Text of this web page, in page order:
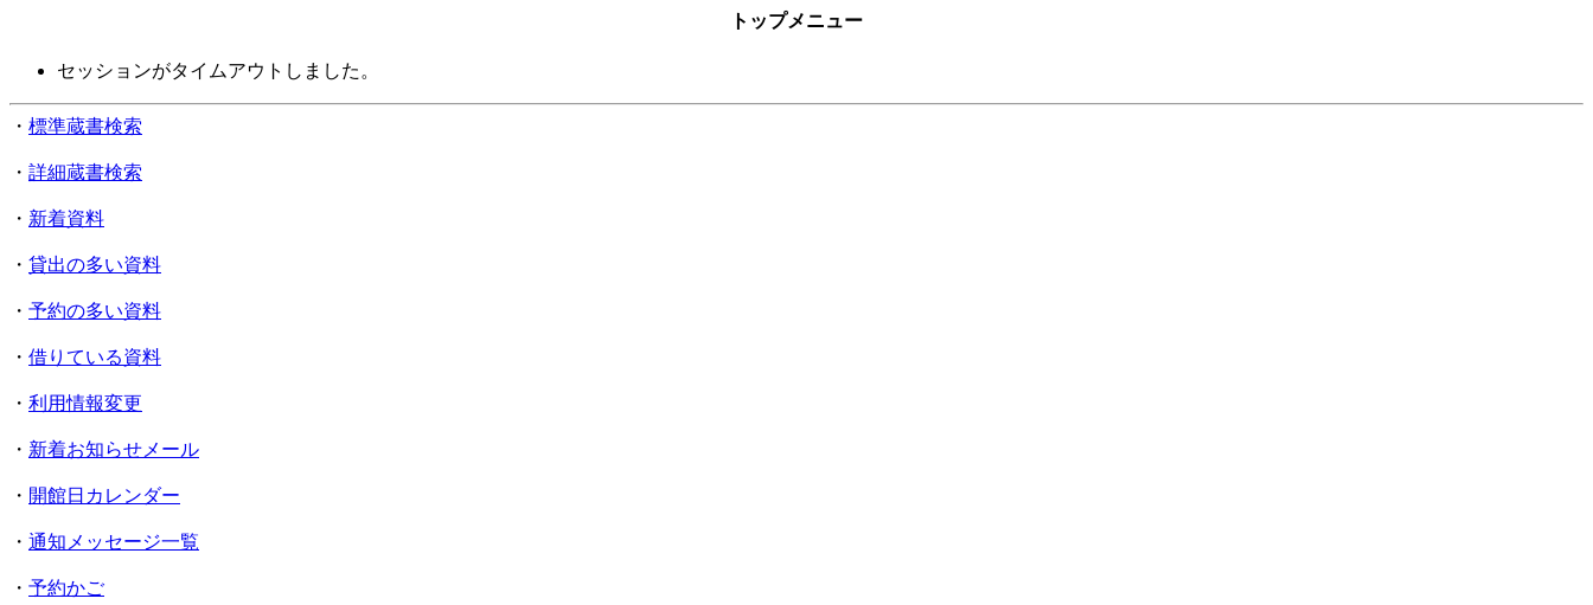
トップメニュー
セッションがタイムアウトしました。
・ 標準蔵書検索
・ 詳細蔵書検索
・ 新着資料
・ 貸出の多い資料
・ 予約の多い資料
・ 借りている資料
・ 利用情報変更
・ 新着お知らせメール
・ 開館日カレンダー
・ 通知メッセージ一覧
・ 予約かご